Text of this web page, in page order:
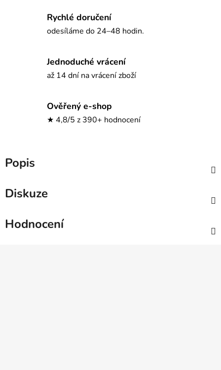
Rychlé doručení
odesíláme do 24–48 hodin.
Jednoduché vrácení
až 14 dní na vrácení zboží
Ověřený e-shop
★ 4,8/5 z 390+ hodnocení
Popis
Diskuze
Hodnocení